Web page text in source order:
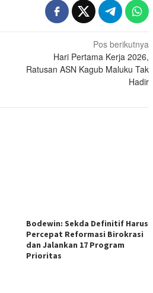
Pos berikutnya
Hari Pertama Kerja 2026,
Ratusan ASN Kagub Maluku Tak
Hadir
Bodewin: Sekda Definitif Harus
Percepat Reformasi Birokrasi
dan Jalankan 17 Program
Prioritas